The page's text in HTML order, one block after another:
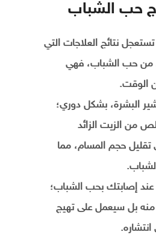
حب الشباب
نتائج العلاجات التي
من حب الشباب، فهي
الوقت.
البشرة، بشكل دوري؛
من الزيت الزائد
تقليل حجم المسام، مما
عند إصابتك بحب الشباب؛
بل سيعمل على تهيج